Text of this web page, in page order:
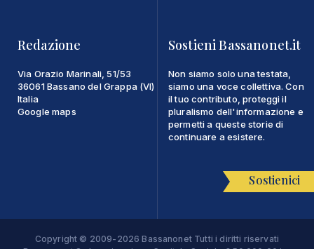
Redazione
Via Orazio Marinali, 51/53
36061 Bassano del Grappa (VI)
Italia
Google maps
Sostieni Bassanonet.it
Non siamo solo una testata,
siamo una voce collettiva. Con
il tuo contributo, proteggi il
pluralismo dell'informazione e
permetti a queste storie di
continuare a esistere.
Sostienici
Copyright © 2009-2026 Bassanonet Tutti i diritti riservati